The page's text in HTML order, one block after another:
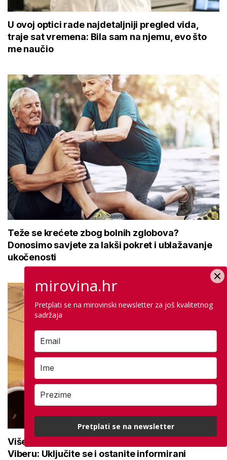
U ovoj optici rade najdetaljniji pregled vida,
traje sat vremena: Bila sam na njemu, evo što
me naučio
Teže se krećete zbog bolnih zglobova?
Donosimo savjete za lakši pokret i ublažavanje
ukočenosti
Više od 10.500 korisnika prati mirovina.hr na
Viberu: Uključite se i ostanite informirani
mirovina.hr
Pretplati se na mirovinski newsletter za još kvalitetnog
sadržaja
Pretplati se na newsletter